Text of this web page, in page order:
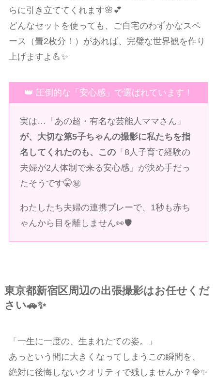
らに引き立ててくれます🌸💕
どんなセットを使っても、ご自宅のわずかなスペ
ース（畳2枚分！）があれば、完璧な世界観を作り
上げますよ💪✨
👑 圧倒的な「安心感」で選ばれています！
実は…「あの超・有名な芸能人ママさん」
が、大切な第5子ちゃんの撮影に私たちを指
名してくれたのも、この 「8人子育て経験の
夫婦が2人体制で来る安心感」が決め手だっ
たそうです🤫㊙️
わたしたち夫婦の連携プレーで、1秒も赤ち
ゃんから目を離しません👀🛡️
東京都新宿区周辺の出張撮影はお任せくだ
さい🚗✨
「一生に一度の、生まれたての姿。」
あっという間に大きくなってしまうこの瞬間を、
絶対に後悔しないクオリティで残しませんか？💎✨